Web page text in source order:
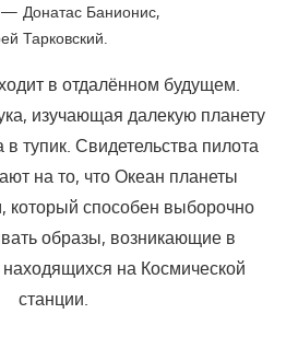
Донатас Банионис,
Тарковский.
в отдалённом будущем.
изучающая далекую планету
тупик. Свидетельства пилота
на то, что Океан планеты
который способен выборочно
образы, возникающие в
на Космической
станции.